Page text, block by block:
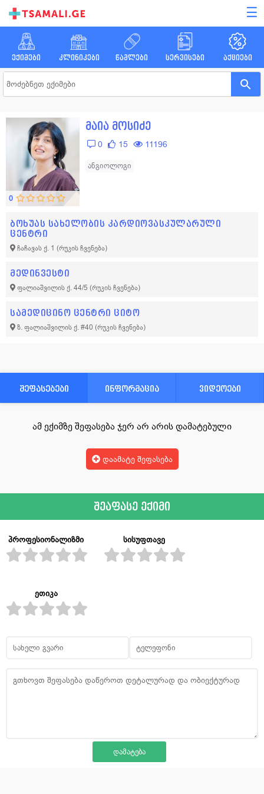
☰
ექიმები კლინიკები წამლები სერვისები აქციები
0
მაია მოსიძე
0 15 11196
ანგიოლოგი
ბოხუას სახელობის კარდიოვასკულარული
ცენტრი
ჩაჩავას ქ. 1 (რუკის ჩვენება)
მედინვესტი
ფალიაშვილის ქ. 44/5 (რუკის ჩვენება)
სამედიცინო ცენტრი ციტო
ზ. ფალიაშვილის ქ. #40 (რუკის ჩვენება)
შეფასებები ინფორმაცია ვიდეოები
ამ ექიმზე შეფასება ჯერ არ არის დამატებული
დაამატე შეფასება
შეაფასე ექიმი
პროფესიონალიზმი სისუფთავე
ეთიკა